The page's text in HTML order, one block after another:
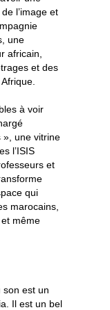
l’image et
une
africain,
et des
à voir
», une vitrine
l’ISIS
et
qui
marocains,
même
son est un
Il est un bel